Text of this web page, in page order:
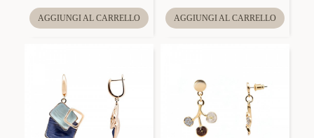
AGGIUNGI AL CARRELLO AGGIUNGI AL CARRELLO